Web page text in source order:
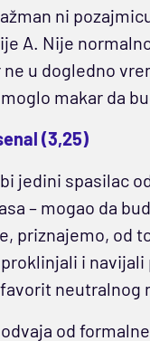
ni
A. Nije
u dogledno
makar da
(3,25)
jedini spasilac
– mogao da
priznajemo, od
i navijali
neutralnog
od